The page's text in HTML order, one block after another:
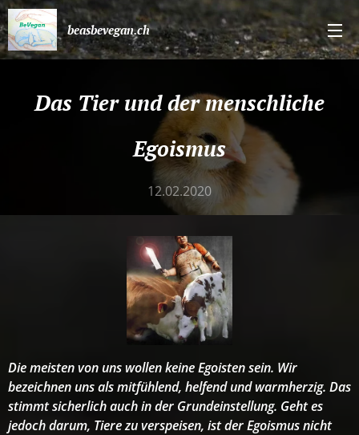
beasbevegan.ch
Das Tier und der menschliche
Egoismus
12.02.2020
Die meisten von uns wollen keine Egoisten sein. Wir
bezeichnen uns als mitfühlend, helfend und warmherzig. Das
stimmt sicherlich auch in der Grundeinstellung. Geht es
jedoch darum, Tiere zu verspeisen, ist der Egoismus nicht